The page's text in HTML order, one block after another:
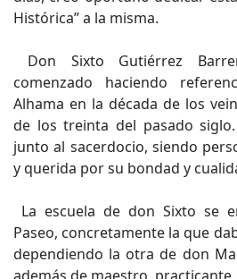
Histórica” a la misma.
Don Sixto Gutiérrez
comenzado haciendo
Alhama en la década de los
de los treinta del pasado
junto al sacerdocio, siendo
y querida por su bondad y
La escuela de don Sixto se
Paseo, concretamente la que
dependiendo la otra de don